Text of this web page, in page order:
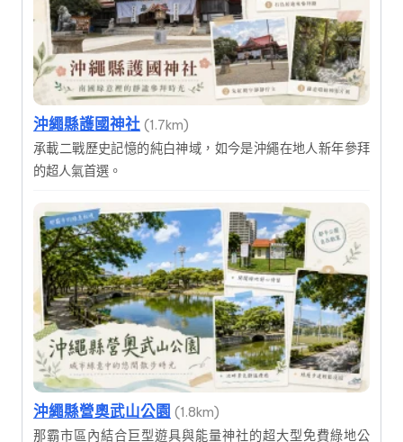
沖繩縣護國神社 (1.7km)
承載二戰歷史記憶的純白神域，如今是沖繩在地人新年參拜
的超人氣首選。
沖繩縣營奧武山公園 (1.8km)
那霸市區內結合巨型遊具與能量神社的超大型免費綠地公